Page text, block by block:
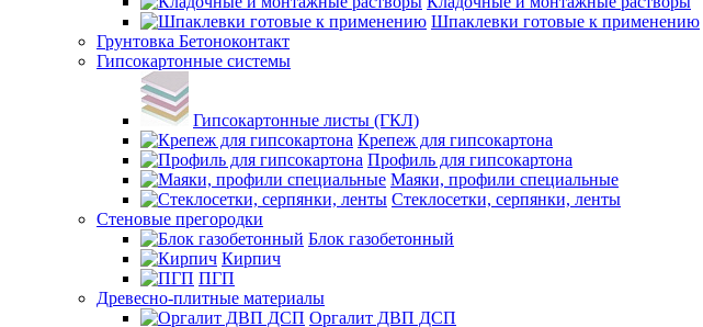
Шпаклевки готовые к применению
Грунтовка Бетоноконтакт
Гипсокартонные системы
Гипсокартонные листы (ГКЛ)
Крепеж для гипсокартона
Профиль для гипсокартона
Маяки, профили специальные
Стеклосетки, серпянки, ленты
Стеновые прегородки
Блок газобетонный
Кирпич
ПГП
Древесно-плитные материалы
Оргалит ДВП ДСП